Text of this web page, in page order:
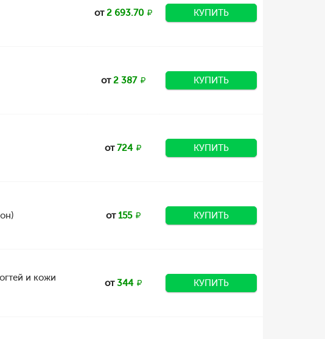
от2 693.70 КУПИТЬ
от2 387 КУПИТЬ
от724 КУПИТЬ
от155 КУПИТЬ
и кожи
от344 КУПИТЬ